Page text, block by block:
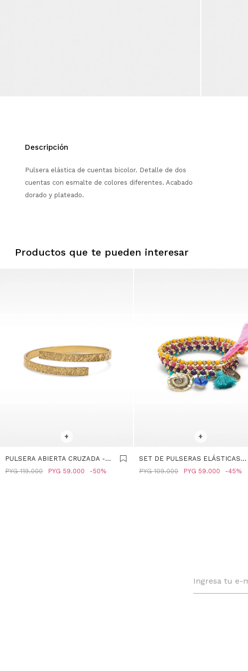
Descripción
Pulsera elástica de cuentas bicolor. Detalle de dos
cuentas con esmalte de colores diferentes. Acabado
dorado y plateado.
Productos que te pueden interesar
+
PULSERA ABIERTA CRUZADA -
DORADO
PYG 59.000
PYG 119.000 50
+
SET DE PULSERAS ELÁSTICAS
MULTICOLOR CON CHARMS -
PYG 59.000
PYG 109.000 45